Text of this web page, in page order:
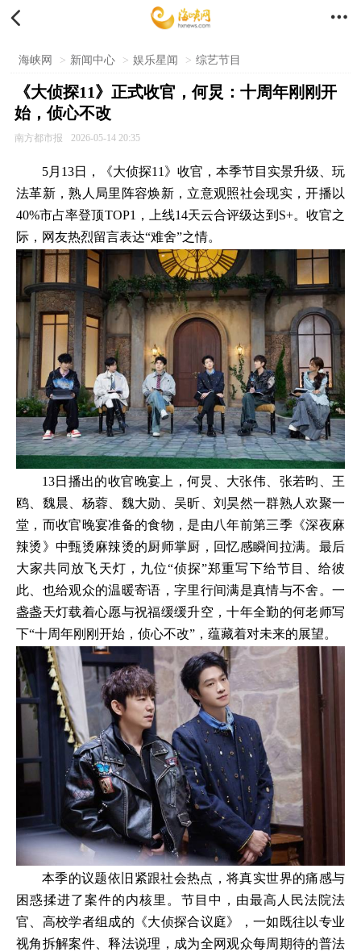
 
海峡网 > 新闻中心 > 娱乐星闻 > 综艺节目
《大侦探11》正式收官，何炅：十周年刚刚开
始，侦心不改
南方都市报 2026-05-14 20:35
5月13日，《大侦探11》收官，本季节目实景升级、玩
法革新，熟人局里阵容焕新，立意观照社会现实，开播以
40%市占率登顶TOP1，上线14天云合评级达到S+。收官之
际，网友热烈留言表达“难舍”之情。
13日播出的收官晚宴上，何炅、大张伟、张若昀、王
鸥、魏晨、杨蓉、魏大勋、吴昕、刘昊然一群熟人欢聚一
堂，而收官晚宴准备的食物，是由八年前第三季《深夜麻
辣烫》中甄烫麻辣烫的厨师掌厨，回忆感瞬间拉满。最后
大家共同放飞天灯，九位“侦探”郑重写下给节目、给彼
此、也给观众的温暖寄语，字里行间满是真情与不舍。一
盏盏天灯载着心愿与祝福缓缓升空，十年全勤的何老师写
下“十周年刚刚开始，侦心不改”，蕴藏着对未来的展望。
本季的议题依旧紧跟社会热点，将真实世界的痛感与
困惑揉进了案件的内核里。节目中，由最高人民法院法
官、高校学者组成的《大侦探合议庭》，一如既往以专业
视角拆解案件、释法说理，成为全网观众每周期待的普法